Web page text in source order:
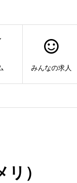
みんなの求人
）